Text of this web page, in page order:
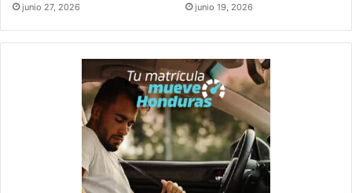
junio 27, 2026 junio 19, 2026